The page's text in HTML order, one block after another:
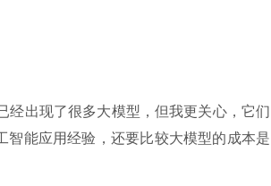
经出现了很多大模型，但我更关心，它们
能应用经验，还要比较大模型的成本是